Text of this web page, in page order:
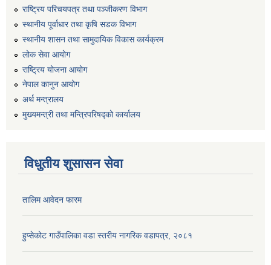
राष्ट्रिय परिचयपत्र तथा पञ्जीकरण विभाग
स्थानीय पूर्वाधार तथा कृषि सडक विभाग
स्थानीय शासन तथा सामुदायिक विकास कार्यक्रम
लोक सेवा आयोग
राष्ट्रिय योजना आयोग
नेपाल कानुन आयोग
अर्थ मन्त्रालय
मुख्यमन्त्री तथा मन्त्रिपरिषद्को कार्यालय
विधुतीय शुसासन सेवा
तालिम आवेदन फारम
हुप्सेकोट गाउँपालिका वडा स्तरीय नागरिक वडापत्र, २०८१